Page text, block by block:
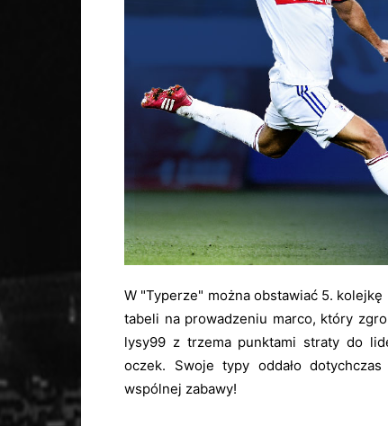
W "Typerze" można obstawiać 5.
tabeli na prowadzeniu marco, który
lysy99 z trzema punktami straty do
oczek. Swoje typy oddało
wspólnej zabawy!